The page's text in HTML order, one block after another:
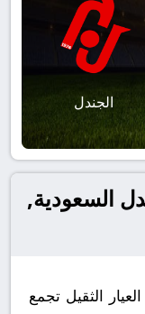
الجندل
السعودية,
الثقيل تجمع